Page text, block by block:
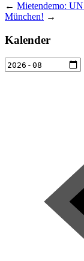
← Mietendemo:
München! →
Kalender